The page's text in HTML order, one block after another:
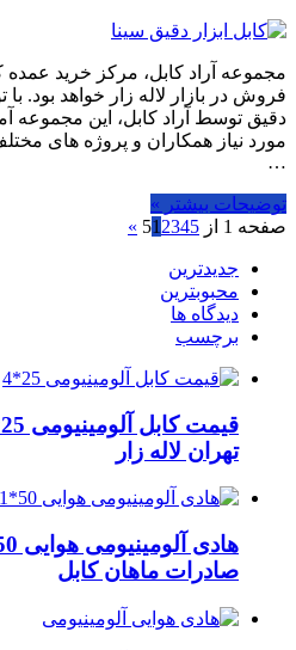
مجموعه آراد کابل، مرکز خرید عمده
فروش در بازار لاله زار خواهد بود.
دقیق توسط آراد کابل، این مجموعه
مورد نیاز همکاران و پروژه های
…
توضیحات بیشتر »
صفحه 1 از 5
1 2345
»
جدیدترین
محبوبترین
دیدگاه ها
برچسب
تهران لاله زار
صادرات ماهان کابل